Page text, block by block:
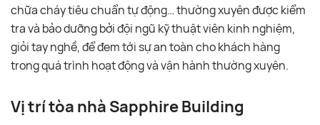
chữa cháy tiêu chuẩn tự động… thường xuyên được kiểm
tra và bảo dưỡng bởi đội ngũ kỹ thuật viên kinh nghiệm,
giỏi tay nghề, để đem tới sự an toàn cho khách hàng
trong quá trình hoạt động và vận hành thường xuyên.
Vị trí tòa nhà Sapphire Building